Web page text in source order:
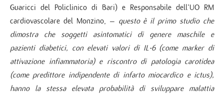
Guaricci del Policlinico di Bari) e Responsabile dell’UO RM
cardiovascolare del Monzino, – questo è il primo studio che
dimostra che soggetti asintomatici di genere maschile e
pazienti diabetici, con elevati valori di IL-6 (come marker di
attivazione infiammatoria) e riscontro di patologia carotidea
(come predittore indipendente di infarto miocardico e ictus),
hanno la stessa elevata probabilità di sviluppare malattia